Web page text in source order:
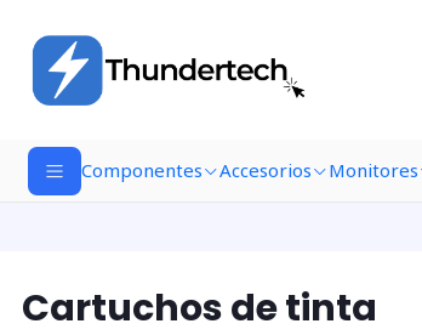
Componentes Accesorios Monitores
Cartuchos de tinta